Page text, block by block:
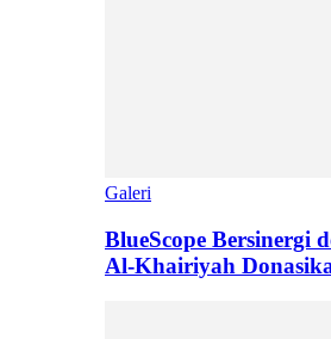
Galeri
BlueScope Bersinergi
Al-Khairiyah